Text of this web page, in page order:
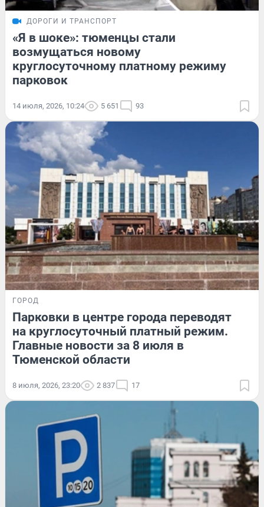
ДОРОГИ И ТРАНСПОРТ
«Я в шоке»: тюменцы стали
возмущаться новому
круглосуточному платному режиму
парковок
14 июля, 2026, 10:24 5 651 93
ГОРОД
Парковки в центре города переводят
на круглосуточный платный режим.
Главные новости за 8 июля в
Тюменской области
8 июля, 2026, 23:20 2 837 17